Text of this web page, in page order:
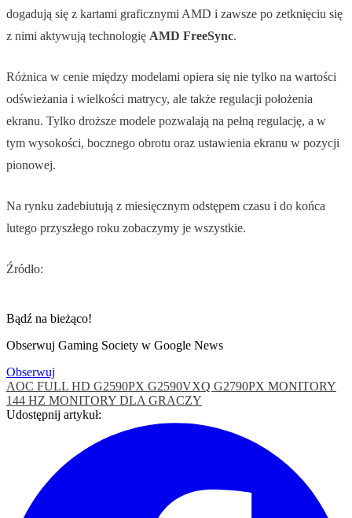
dogadują się z kartami graficznymi AMD i zawsze po zetknięciu się
z nimi aktywują technologię AMD FreeSync.
Różnica w cenie między modelami opiera się nie tylko na wartości
odświeżania i wielkości matrycy, ale także regulacji położenia
ekranu. Tylko droższe modele pozwalają na pełną regulację, a w
tym wysokości, bocznego obrotu oraz ustawienia ekranu w pozycji
pionowej.
Na rynku zadebiutują z miesięcznym odstępem czasu i do końca
lutego przyszłego roku zobaczymy je wszystkie.
Źródło:
Bądź na bieżąco!
Obserwuj Gaming Society w Google News
Obserwuj
AOC FULL HD G2590PX G2590VXQ G2790PX MONITORY
144 HZ MONITORY DLA GRACZY
Udostępnij artykuł: